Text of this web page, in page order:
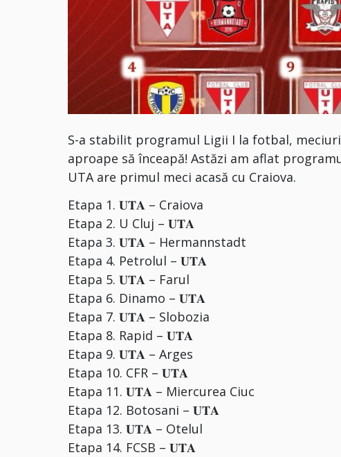
S-a stabilit programul Ligii I la fotbal,
aproape să înceapă! Astăzi am aflat
UTA are primul meci acasă cu Craiova.
Etapa 1. 𝐔𝐓𝐀 – Craiova
Etapa 2. U Cluj – 𝐔𝐓𝐀
Etapa 3. 𝐔𝐓𝐀 – Hermannstadt
Etapa 4. Petrolul – 𝐔𝐓𝐀
Etapa 5. 𝐔𝐓𝐀 – Farul
Etapa 6. Dinamo – 𝐔𝐓𝐀
Etapa 7. 𝐔𝐓𝐀 – Slobozia
Etapa 8. Rapid – 𝐔𝐓𝐀
Etapa 9. 𝐔𝐓𝐀 – Arges
Etapa 10. CFR – 𝐔𝐓𝐀
Etapa 11. 𝐔𝐓𝐀 – Miercurea Ciuc
Etapa 12. Botosani – 𝐔𝐓𝐀
Etapa 13. 𝐔𝐓𝐀 – Otelul
Etapa 14. FCSB – 𝐔𝐓𝐀